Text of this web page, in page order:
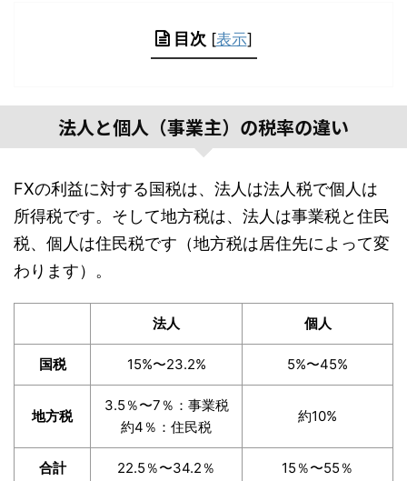
目次 [表示]
法人と個人（事業主）の税率の違い
FXの利益に対する国税は、法人は法人税で個人は
所得税です。そして地方税は、法人は事業税と住民
税、個人は住民税です（地方税は居住先によって変
わります）。
法人 個人
国税 15%〜23.2% 5%〜45%
地方税
3.5％〜7％：事業税
約4％：住民税
約10%
合計 22.5％〜34.2％ 15％〜55％